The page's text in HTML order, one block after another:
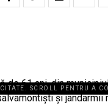
de 61 ani, din
şi jandarmii
SCROLL PENTRU A